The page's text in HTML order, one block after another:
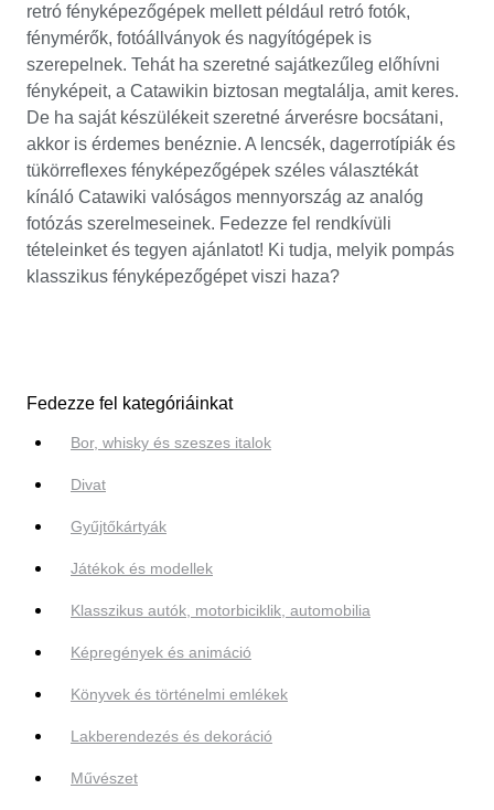
retró fényképezőgépek mellett például retró fotók,
fénymérők, fotóállványok és nagyítógépek is
szerepelnek. Tehát ha szeretné sajátkezűleg előhívni
fényképeit, a Catawikin biztosan megtalálja, amit keres.
De ha saját készülékeit szeretné árverésre bocsátani,
akkor is érdemes benéznie. A lencsék, dagerrotípiák és
tükörreflexes fényképezőgépek széles választékát
kínáló Catawiki valóságos mennyország az analóg
fotózás szerelmeseinek. Fedezze fel rendkívüli
tételeinket és tegyen ajánlatot! Ki tudja, melyik pompás
klasszikus fényképezőgépet viszi haza?
Fedezze fel kategóriáinkat
Bor, whisky és szeszes italok
Divat
Gyűjtőkártyák
Játékok és modellek
Klasszikus autók, motorbiciklik, automobilia
Képregények és animáció
Könyvek és történelmi emlékek
Lakberendezés és dekoráció
Művészet